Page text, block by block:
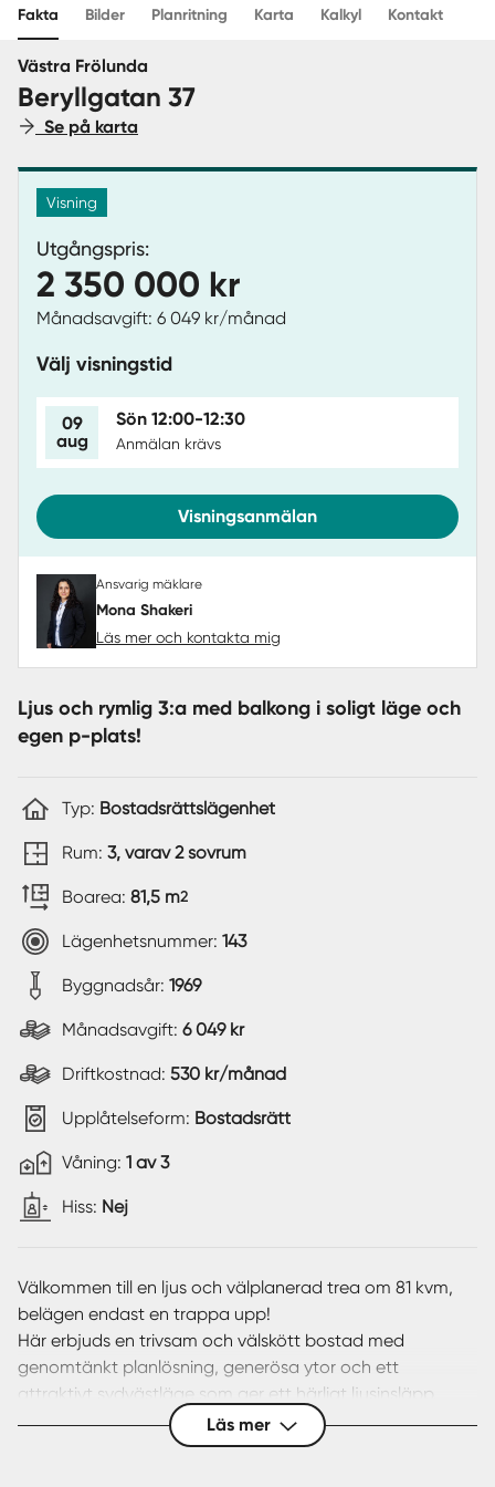
Sverige Spanien
Fakta Bilder Planritning Karta Kalkyl Kontakt
Västra Frölunda
Beryllgatan 37
Se på karta
Visning
Utgångspris:
2 350 000 kr
Månadsavgift: 6 049 kr/månad
Välj visningstid
09
aug
Sön 12:00-12:30
Anmälan krävs
Visningsanmälan
Ansvarig mäklare
Mona Shakeri
Läs mer och kontakta mig
Ljus och rymlig 3:a med balkong i soligt läge och
egen p-plats!
Typ: Bostadsrättslägenhet
Rum: 3, varav 2 sovrum
Boarea: 81,5 m2
Lägenhetsnummer: 143
Byggnadsår: 1969
Månadsavgift: 6 049 kr
Driftkostnad: 530 kr/månad
Upplåtelseform: Bostadsrätt
Våning: 1 av 3
Hiss: Nej
Välkommen till en ljus och välplanerad trea om 81 kvm,
belägen endast en trappa upp!
Här erbjuds en trivsam och välskött bostad med
genomtänkt planlösning, generösa ytor och ett
attraktivt sydvästläge som ger ett härligt ljusinsläpp.
Dessutom ingår egen parkeringsplats i månadsavgiften.
Läs mer